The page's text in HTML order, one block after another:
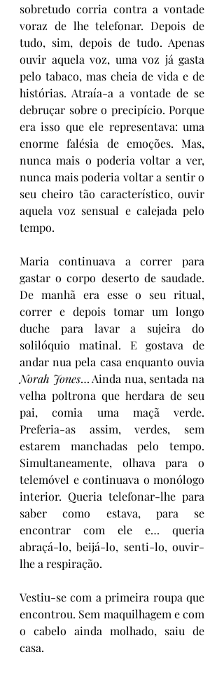
sobretudo corria contra a vontade
voraz de lhe telefonar. Depois de
tudo, sim, depois de tudo. Apenas
ouvir aquela voz, uma voz já gasta
pelo tabaco, mas cheia de vida e de
histórias. Atraía-a a vontade de se
debruçar sobre o precipício. Porque
era isso que ele representava: uma
enorme falésia de emoções. Mas,
nunca mais o poderia voltar a ver,
nunca mais poderia voltar a sentir o
seu cheiro tão característico, ouvir
aquela voz sensual e calejada pelo
tempo.
Maria continuava a correr para
gastar o corpo deserto de saudade.
De manhã era esse o seu ritual,
correr e depois tomar um longo
duche para lavar a sujeira do
solilóquio matinal. E gostava de
Norah Jones… Ainda nua, sentada na
velha poltrona que herdara de seu
pai, comia uma maçã verde.
Preferia-as assim, verdes, sem
estarem manchadas pelo tempo.
Simultaneamente, olhava para o
telemóvel e continuava o monólogo
interior. Queria telefonar-lhe para
saber como estava, para se
encontrar com ele e… queria
abraçá-lo, beijá-lo, senti-lo, ouvir-
lhe a respiração.
Vestiu-se com a primeira roupa que
encontrou. Sem maquilhagem e com
o cabelo ainda molhado, saiu de
casa.